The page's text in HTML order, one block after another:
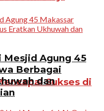
Sukses di
Mesjid Agung 45
Berbagai
dan